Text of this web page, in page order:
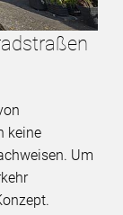
keine
Um